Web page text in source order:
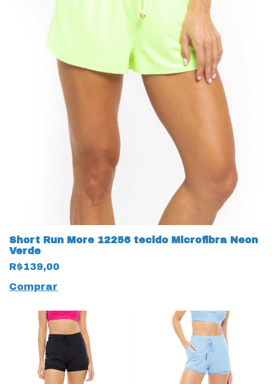
Short Run More 12256 tecido Microfibra Neon
Verde
R$139,00
Comprar